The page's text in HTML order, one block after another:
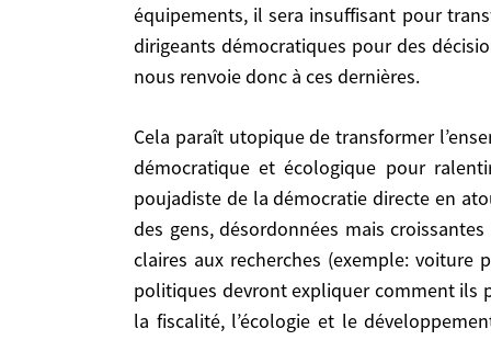
équipements, il sera insuffisant pour
dirigeants démocratiques pour des
nous renvoie donc à ces dernières.
Cela paraît utopique de transformer l’ensemble des Européens, sans parler du reste du monde, en Scandinaves. C’est pourtant la seule solution
démocratique et écologique pour
poujadiste de la démocratie directe en
des gens, désordonnées mais
claires aux recherches (exemple: voiture
politiques devront expliquer comment ils
la fiscalité, l’écologie et le
démocratique et écologique pour ralentir et
démocratie directe en atouts et en énergie
mais croissantes dans les pays riches;
proposent de gérer la mutation écologique. Par
seraient conduits à devenir un business plus
imagine ainsi pour les prochaines décennies
«Il faudra investir pour produire de l’énergie –
l’utiliser au mieux et pour l’économiser –
sol, donc par nature non délocalisables». Cela
citoyen pour que la planète reste vivable,
professionnelle et des alternatives